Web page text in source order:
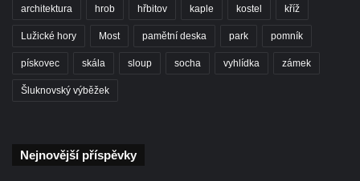
Pomník Františka Josefa I. u křížové cesty
Kenotaf Richarda Grossmanna na hřbitově
architektura hrob hřbitov kaple kostel kříž
Lužické hory Most pamětní deska park pomník
pískovec skála sloup socha vyhlídka zámek
Šluknovský výběžek
Nejnovější příspěvky